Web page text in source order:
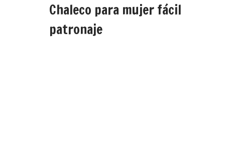
Chaleco para mujer fácil
patronaje